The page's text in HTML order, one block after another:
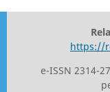
https://
e-ISSN 2314-